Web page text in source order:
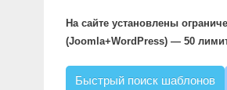
На сайте установлены
(Joomla+WordPress) — 50
Быстрый поиск шаблонов